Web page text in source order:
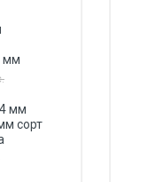
мм
мм
сорт